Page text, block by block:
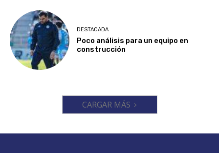
DESTACADA
Poco análisis para un equipo en
construcción
CARGAR MÁS